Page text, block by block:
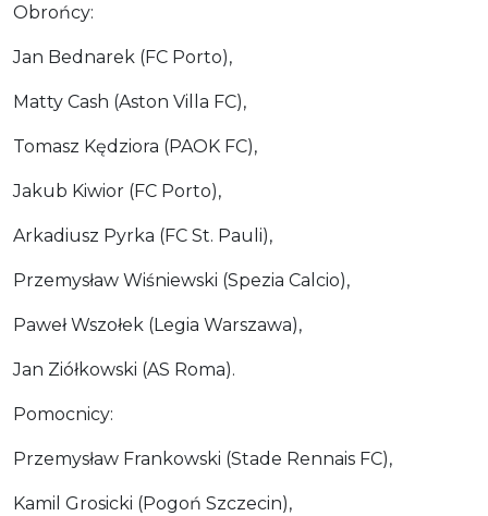
Obrońcy:
Jan Bednarek (FC Porto),
Matty Cash (Aston Villa FC),
Tomasz Kędziora (PAOK FC),
Jakub Kiwior (FC Porto),
Arkadiusz Pyrka (FC St. Pauli),
Przemysław Wiśniewski (Spezia Calcio),
Paweł Wszołek (Legia Warszawa),
Jan Ziółkowski (AS Roma).
Pomocnicy:
Przemysław Frankowski (Stade Rennais FC),
Kamil Grosicki (Pogoń Szczecin),